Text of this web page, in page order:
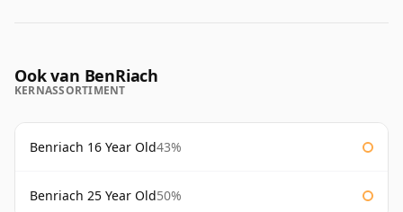
Ook van BenRiach
KERNASSORTIMENT
Benriach 16 Year Old43%
Benriach 25 Year Old50%